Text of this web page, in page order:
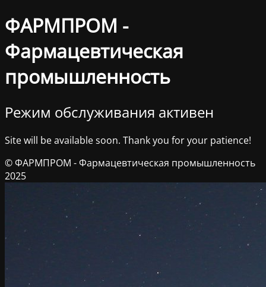
ФАРМПРОМ -
Фармацевтическая
промышленность
Режим обслуживания активен
Site will be available soon. Thank you for your patience!
© ФАРМПРОМ - Фармацевтическая промышленность
2025